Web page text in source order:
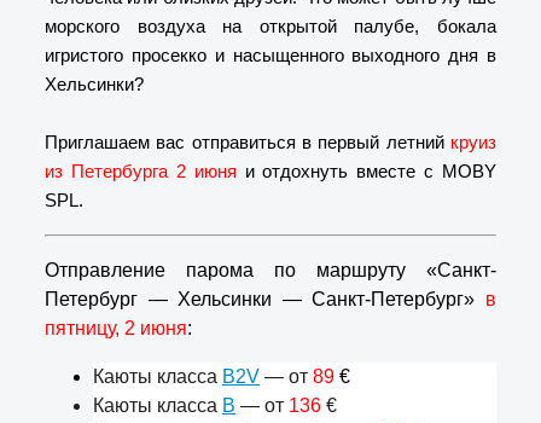
морского воздуха на открытой палубе, бокала
игристого просекко и насыщенного выходного дня в
Хельсинки?
Приглашаем вас отправиться в первый летний круиз
из Петербурга 2 июня и отдохнуть вместе с MOBY
SPL.
Отправление парома по маршруту «Санкт-
Петербург — Хельсинки — Санкт-Петербург» в
пятницу, 2 июня:
Каюты класса B2V — от 89 €
Каюты класса B — от 136 €